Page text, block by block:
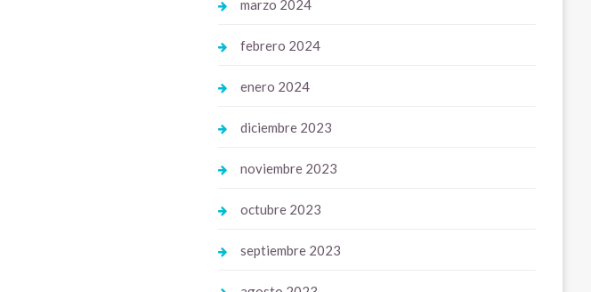
marzo 2024
febrero 2024
enero 2024
diciembre 2023
noviembre 2023
octubre 2023
septiembre 2023